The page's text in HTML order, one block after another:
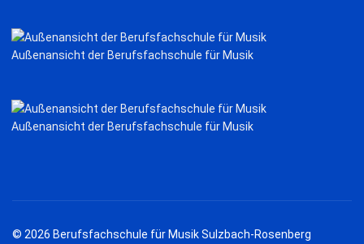
Außenansicht der Berufsfachschule für Musik
Außenansicht der Berufsfachschule für Musik
© 2026 Berufsfachschule für Musik Sulzbach-Rosenberg